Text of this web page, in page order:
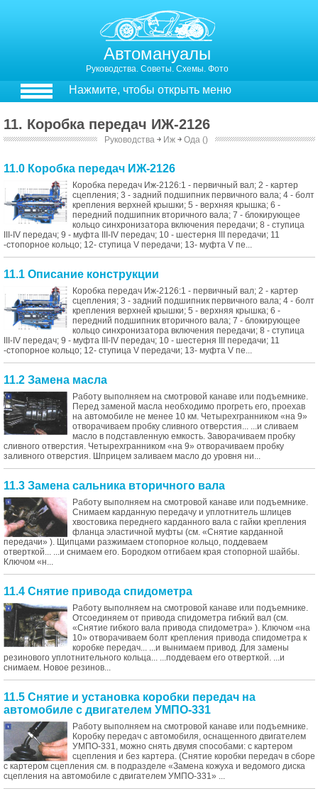
Автомануалы
Руководства. Советы. Схемы. Фото
Нажмите, чтобы открыть меню
11. Коробка передач ИЖ-2126
Руководства ￫ Иж ￫ Ода ()
11.0 Коробка передач ИЖ-2126
Коробка передач Иж-2126:1 - первичный вал; 2 - картер
сцепления; 3 - задний подшипник первичного вала; 4 - болт
крепления верхней крышки; 5 - верхняя крышка; 6 -
передний подшипник вторичного вала; 7 - блокирующее
кольцо синхронизатора включения передачи; 8 - ступица
III-IV передач; 9 - муфта III-IV передач; 10 - шестерня III передачи; 11
-стопорное кольцо; 12- ступица V передачи; 13- муфта V пе...
11.1 Описание конструкции
Коробка передач Иж-2126:1 - первичный вал; 2 - картер
сцепления; 3 - задний подшипник первичного вала; 4 - болт
крепления верхней крышки; 5 - верхняя крышка; 6 -
передний подшипник вторичного вала; 7 - блокирующее
кольцо синхронизатора включения передачи; 8 - ступица
III-IV передач; 9 - муфта III-IV передач; 10 - шестерня III передачи; 11
-стопорное кольцо; 12- ступица V передачи; 13- муфта V пе...
11.2 Замена масла
Работу выполняем на смотровой канаве или подъемнике.
Перед заменой масла необходимо прогреть его, проехав
на автомобиле не менее 10 км. Четырехгранником «на 9»
отворачиваем пробку сливного отверстия... ...и сливаем
масло в подставленную емкость. Заворачиваем пробку
сливного отверстия. Четырехгранником «на 9» отворачиваем пробку
заливного отверстия. Шприцем заливаем масло до уровня ни...
11.3 Замена сальника вторичного вала
Работу выполняем на смотровой канаве или подъемнике.
Снимаем карданную передачу и уплотнитель шлицев
хвостовика переднего карданного вала с гайки крепления
фланца эластичной муфты (см. «Снятие карданной
передачи» ). Щипцами разжимаем стопорное кольцо, поддеваем
отверткой... ...и снимаем его. Бородком отгибаем края стопорной шайбы.
Ключом «н...
11.4 Снятие привода спидометра
Работу выполняем на смотровой канаве или подъемнике.
Отсоединяем от привода спидометра гибкий вал (см.
«Снятие гибкого вала привода спидометра» ). Ключом «на
10» отворачиваем болт крепления привода спидометра к
коробке передач... ...и вынимаем привод. Для замены
резинового уплотнительного кольца... ...поддеваем его отверткой. ...и
снимаем. Новое резинов...
11.5 Снятие и установка коробки передач на
автомобиле с двигателем УМПО-331
Работу выполняем на смотровой канаве или подъемнике.
Коробку передач с автомобиля, оснащенного двигателем
УМПО-331, можно снять двумя способами: с картером
сцепления и без картера. (Снятие коробки передач в сборе
с картером сцепления см. в подразделе «Замена кожуха и ведомого диска
сцепления на автомобиле с двигателем УМПО-331» ...